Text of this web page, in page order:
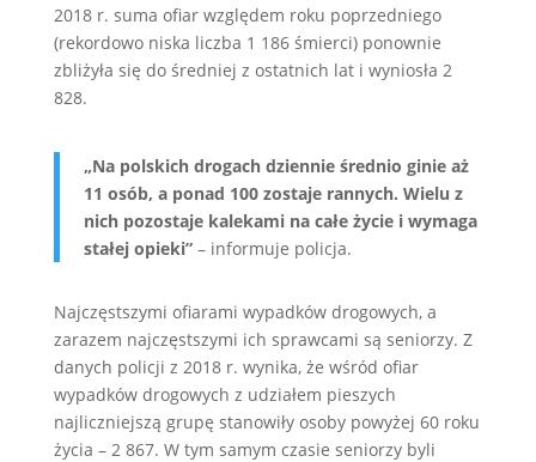
2018 r. suma ofiar względem roku poprzedniego
(rekordowo niska liczba 1 186 śmierci) ponownie
zbliżyła się do średniej z ostatnich lat i wyniosła 2
828.
„Na polskich drogach dziennie średnio ginie aż
11 osób, a ponad 100 zostaje rannych. Wielu z
nich pozostaje kalekami na całe życie i wymaga
stałej opieki” – informuje policja.
Najczęstszymi ofiarami wypadków drogowych, a
zarazem najczęstszymi ich sprawcami są seniorzy. Z
danych policji z 2018 r. wynika, że wśród ofiar
wypadków drogowych z udziałem pieszych
najliczniejszą grupę stanowiły osoby powyżej 60 roku
życia – 2 867. W tym samym czasie seniorzy byli